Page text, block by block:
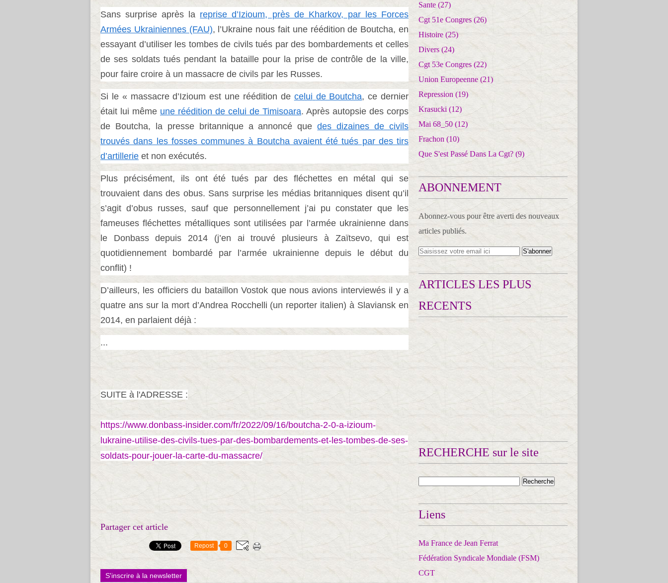
Sans surprise après la reprise d’Izioum, près de Kharkov, par les Forces
Armées Ukrainiennes (FAU), l’Ukraine nous fait une réédition de Boutcha, en
essayant d’utiliser les tombes de civils tués par des bombardements et celles
de ses soldats tués pendant la bataille pour la prise de contrôle de la ville,
pour faire croire à un massacre de civils par les Russes.
Si le « massacre d’Izioum est une réédition de celui de Boutcha, ce dernier
était lui même une réédition de celui de Timisoara. Après autopsie des corps
de Boutcha, la presse britannique a annoncé que des dizaines de civils
trouvés dans les fosses communes à Boutcha avaient été tués par des tirs
d’artillerie et non exécutés.
Plus précisément, ils ont été tués par des fléchettes en métal qui se
trouvaient dans des obus. Sans surprise les médias britanniques disent qu’il
s’agit d’obus russes, sauf que personnellement j’ai pu constater que les
fameuses fléchettes métalliques sont utilisées par l’armée ukrainienne dans
le Donbass depuis 2014 (j’en ai trouvé plusieurs à Zaïtsevo, qui est
quotidiennement bombardé par l’armée ukrainienne depuis le début du
conflit) !
D’ailleurs, les officiers du bataillon Vostok que nous avions interviewés il y a
quatre ans sur la mort d’Andrea Rocchelli (un reporter italien) à Slaviansk en
2014, en parlaient déjà :
...
SUITE à l'ADRESSE :
https://www.donbass-insider.com/fr/2022/09/16/boutcha-2-0-a-izioum-
lukraine-utilise-des-civils-tues-par-des-bombardements-et-les-tombes-de-ses-
soldats-pour-jouer-la-carte-du-massacre/
Partager cet article
Repost 0
S'inscrire à la newsletter
Sante (27)
Cgt 51e Congres (26)
Histoire (25)
Divers (24)
Cgt 53e Congres (22)
Union Europeenne (21)
Repression (19)
Krasucki (12)
Mai 68_50 (12)
Frachon (10)
Que S'est Passé Dans La Cgt? (9)
ABONNEMENT
Abonnez-vous pour être averti des nouveaux
articles publiés.
ARTICLES LES PLUS
RECENTS
RECHERCHE sur le site
Liens
Ma France de Jean Ferrat
Fédération Syndicale Mondiale (FSM)
CGT